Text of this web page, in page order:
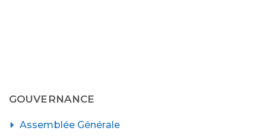
GOUVERNANCE
Assemblée Générale